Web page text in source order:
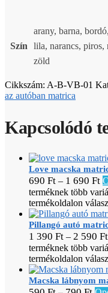
Szín
arany, barna,
lila, narancs, piros,
zöld
Cikkszám: A-B-VB-01
az autóban matrica
Kapcsolódó
Love macska
690 Ft – 1 690 Ft
terméknek több
termékoldalon
Pillangó autó
1 390 Ft – 2 590 Ft
terméknek több
termékoldalon
Macska lábnyom